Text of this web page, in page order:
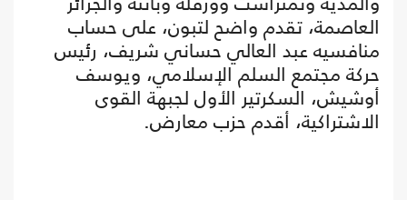
العاصمة، تقدم واضح لتبون، على حساب
منافسيه عبد العالي حساني شريف، رئيس
حركة مجتمع السلم الإسلامي، ويوسف
أوشيش، السكرتير الأول لجبهة القوى
الاشتراكية، أقدم حزب معارض.